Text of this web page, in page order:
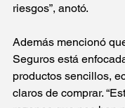
riesgos”, anotó.
Además mencionó
Seguros está
productos sencillos,
claros de comprar.